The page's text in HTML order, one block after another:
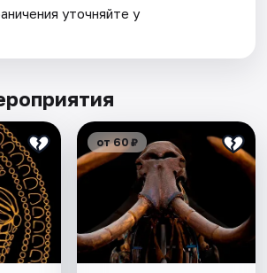
уточняйте у
от 60 ₽